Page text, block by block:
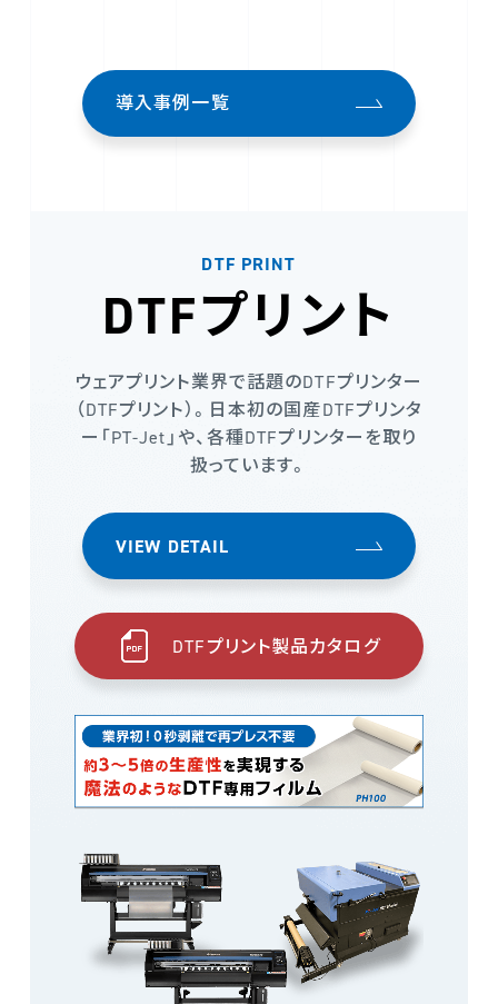
導入事例一覧
DTF PRINT
DTFプリント
ウェアプリント業界で話題のDTFプリンター
（DTFプリント）。日本初の国産DTFプリンタ
ー「PT-Jet」や、各種DTFプリンターを取り
扱っています。
VIEW DETAIL
DTFプリント製品カタログ